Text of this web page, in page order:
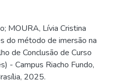
MOURA, Lívia Cristina
do método de imersão na
de Conclusão de Curso
- Campus Riacho Fundo,
2025.